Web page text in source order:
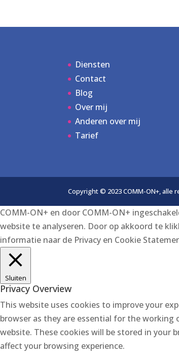
Diensten
Contact
Blog
Over mij
Anderen over mij
Tarief
Copyright © 2023 COMM-ON+, alle
COMM-ON+ en door COMM-ON+
website te analyseren. Door op akkoord te
informatie naar de Privacy en Cookie
Sluiten
Privacy Overview
This website uses cookies to improve your
browser as they are essential for the
website. These cookies will be stored in
affect your browsing experience.